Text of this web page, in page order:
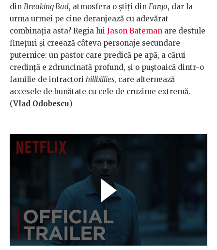
din Breaking Bad, atmosfera o știți din Fargo, dar la
urma urmei pe cine deranjează cu adevărat
combinația asta? Regia lui Jason Bateman are destule
finețuri și creează câteva personaje secundare
puternice: un pastor care predică pe apă, a cărui
credință e zdruncinată profund, și o puștoaică dintr-o
familie de infractori hillbillies, care alternează
accesele de bunătate cu cele de cruzime extremă.
(Vlad Odobescu)